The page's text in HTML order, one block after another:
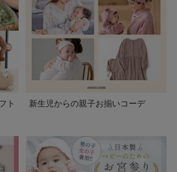
ト
新生児からの親子お揃いコーデ